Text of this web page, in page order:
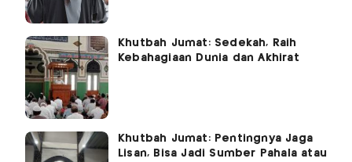
Khutbah Jumat: Sedekah, Raih
Kebahagiaan Dunia dan Akhirat
Khutbah Jumat: Pentingnya Jaga
Lisan, Bisa Jadi Sumber Pahala atau